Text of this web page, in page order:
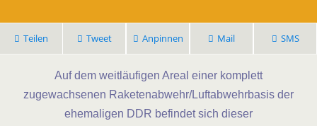
Teilen Tweet Anpinnen Mail SMS
Auf dem weitläufigen Areal einer komplett
zugewachsenen Raketenabwehr/Luftabwehrbasis der
ehemaligen DDR befindet sich dieser